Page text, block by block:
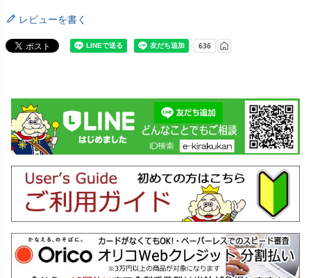
レビューを書く